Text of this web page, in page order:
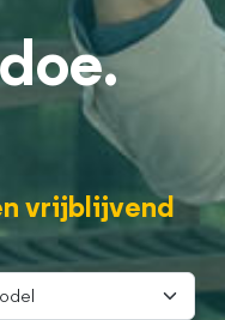
vrijblijvend